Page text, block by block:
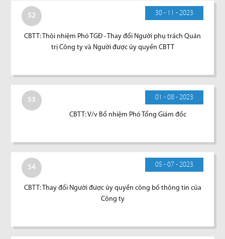
52 30 - 11 - 2023
CBTT: Thôi nhiệm Phó TGĐ - Thay đổi Người phụ trách Quản
trị Công ty và Người được ủy quyền CBTT
53 01 - 08 - 2023
CBTT: V/v Bổ nhiệm Phó Tổng Giám đốc
54 05 - 07 - 2023
CBTT: Thay đổi Người được ủy quyền công bố thông tin của
Công ty